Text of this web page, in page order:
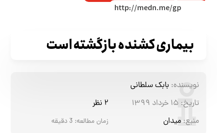
بیماری کشنده بازگشته است
نویسنده: بابک سلطانی
تاریخ: ۱۵ خرداد ۱۳۹۹
۲ نظر
منبع: میدان زمان مطالعه: 3دقیقه